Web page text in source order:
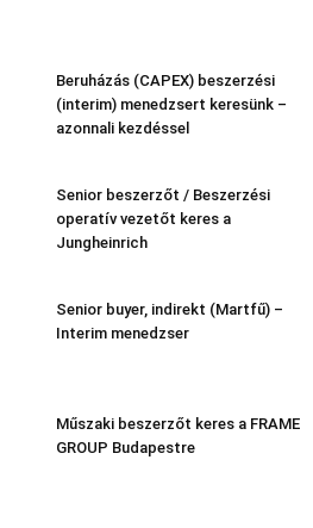
Beruházás (CAPEX) beszerzési
(interim) menedzsert keresünk –
azonnali kezdéssel
Senior beszerzőt / Beszerzési
operatív vezetőt keres a
Jungheinrich
Senior buyer, indirekt (Martfű) –
Interim menedzser
Műszaki beszerzőt keres a FRAME
GROUP Budapestre